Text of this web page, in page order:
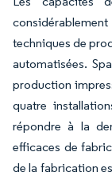
techniques de
automatisées.
production
quatre
répondre à la
efficaces de
de la fabrication